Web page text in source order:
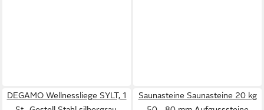
DEGAMO Wellnessliege SYLT, 1
Saunasteine Saunasteine 20 kg